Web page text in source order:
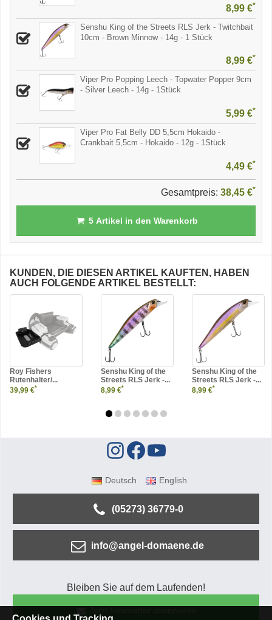
8,99 €*
Senshu King of the Streets RLS Jerk - Twitchbait
10cm - Brown Minnow - 14g - 1 Stück
8,99 €*
Viper Pro Popping Leech - Topwater Popper 9cm
- Silver Leech - 14g - 1Stück
5,99 €*
Viper Pro Fat Belly DD 5,5cm Hokaido -
Crankbait 5,5cm - Hokaido - 12g - 1Stück
4,49 €*
Gesamtpreis: 38,45 €*
5Artikel in den Warenkorb
KUNDEN, DIE DIESEN ARTIKEL KAUFTEN, HABEN
AUCH FOLGENDE ARTIKEL BESTELLT:
Roy Fishers
Rutenhalter/...
39,99 €*
Senshu King of the
Streets RLS Jerk -...
8,99 €*
Senshu King of the
Streets RLS Jerk -...
8,99 €*
Deutsch English
(05273) 36779-0
info@angel-domaene.de
Bleiben Sie auf dem Laufenden!